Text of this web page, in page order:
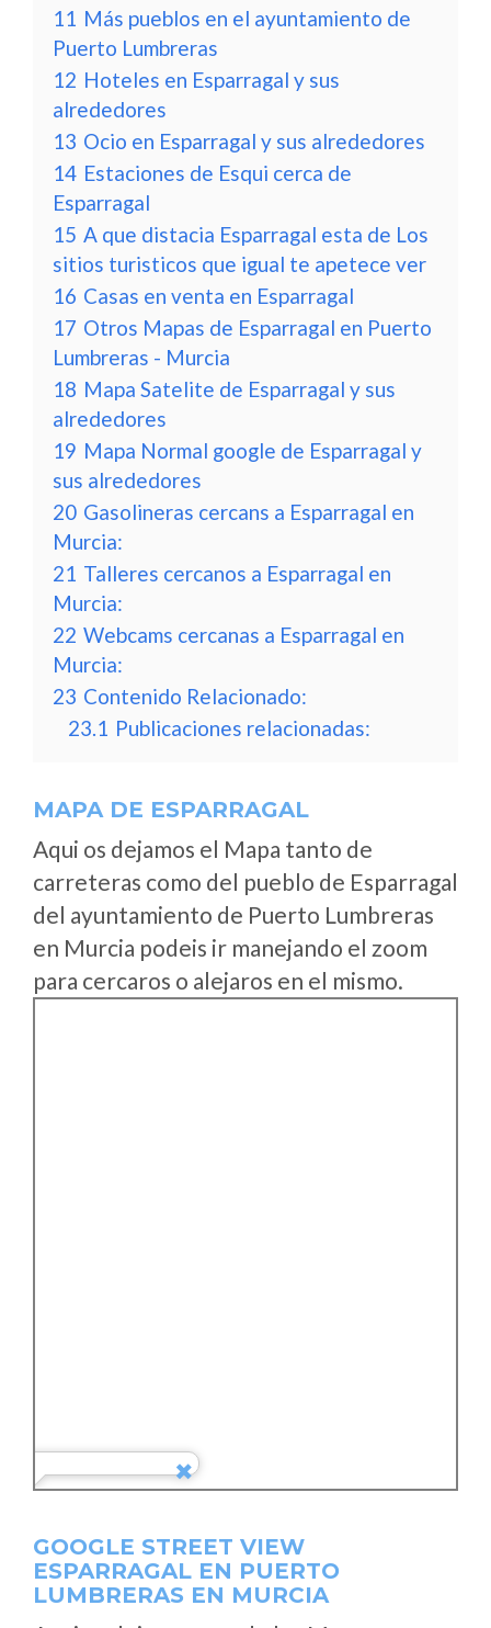
11 Más pueblos en el ayuntamiento de
Puerto Lumbreras
12 Hoteles en Esparragal y sus
alrededores
13 Ocio en Esparragal y sus alrededores
14 Estaciones de Esqui cerca de
Esparragal
15 A que distacia Esparragal esta de Los
sitios turisticos que igual te apetece ver
16 Casas en venta en Esparragal
17 Otros Mapas de Esparragal en Puerto
Lumbreras - Murcia
18 Mapa Satelite de Esparragal y sus
alrededores
19 Mapa Normal google de Esparragal y
sus alrededores
20 Gasolineras cercans a Esparragal en
Murcia:
21 Talleres cercanos a Esparragal en
Murcia:
22 Webcams cercanas a Esparragal en
Murcia:
23 Contenido Relacionado:
23.1 Publicaciones relacionadas:
MAPA DE ESPARRAGAL
Aqui os dejamos el Mapa tanto de
carreteras como del pueblo de Esparragal
del ayuntamiento de Puerto Lumbreras
en Murcia podeis ir manejando el zoom
para cercaros o alejaros en el mismo.
GOOGLE STREET VIEW
ESPARRAGAL EN PUERTO
LUMBRERAS EN MURCIA